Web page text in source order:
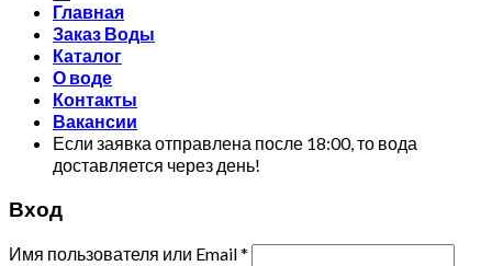
Главная
Заказ Воды
Каталог
О воде
Контакты
Вакансии
Если заявка отправлена после 18:00, то вода
доставляется через день!
Вход
Имя пользователя или Email*